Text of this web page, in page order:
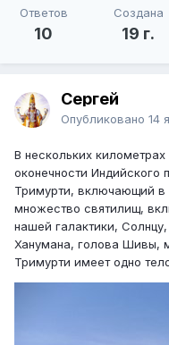
Ответов
10
Создана
19 г.
Сергей
Опубликовано 14
В нескольких
оконечности Индийского
Тримурти, включающий
множество святилищ,
нашей галактики,
Ханумана, голова Шивы,
Тримурти имеет одно